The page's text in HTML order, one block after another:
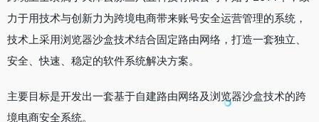
力于用技术与创新力为跨境电商带来账号安全运营管理的系统，
技术上采用浏览器沙盒技术结合固定路由网络，打造一套独立、
安全、快速、稳定的软件系统解决方案。
主要目标是开发出一套基于自建路由网络及浏览器沙盒技术的跨
境电商安全系统。